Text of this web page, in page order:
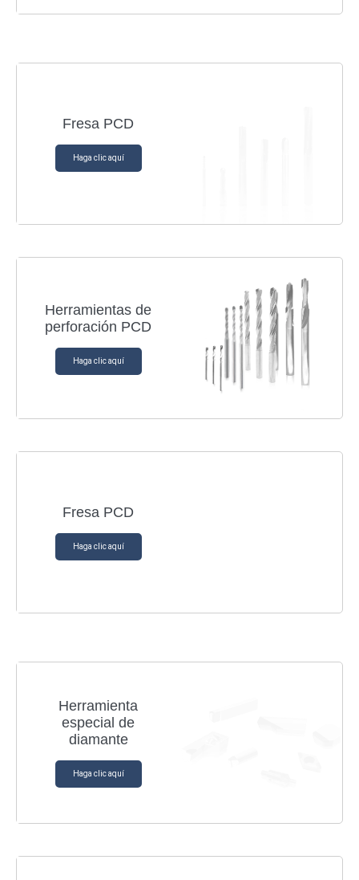
Fresa PCD
Haga clic aquí
Herramientas de
perforación PCD
Haga clic aquí
Fresa PCD
Haga clic aquí
Herramienta
especial de
diamante
Haga clic aquí